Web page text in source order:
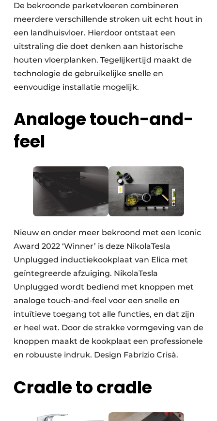
De bekroonde parketvloeren combineren
meerdere verschillende stroken uit echt hout in
een landhuisvloer. Hierdoor ontstaat een
uitstraling die doet denken aan historische
houten vloerplanken. Tegelijkertijd maakt de
technologie de gebruikelijke snelle en
eenvoudige installatie mogelijk.
Analoge touch-and-
feel
Nieuw en onder meer bekroond met een Iconic
Award 2022 ‘Winner’ is deze NikolaTesla
Unplugged inductiekookplaat van Elica met
geïntegreerde afzuiging. NikolaTesla
Unplugged wordt bediend met knoppen met
analoge touch-and-feel voor een snelle en
intuïtieve toegang tot alle functies, en dat zijn
er heel wat. Door de strakke vormgeving van de
knoppen maakt de kookplaat een professionele
en robuuste indruk. Design Fabrizio Crisà.
Cradle to cradle